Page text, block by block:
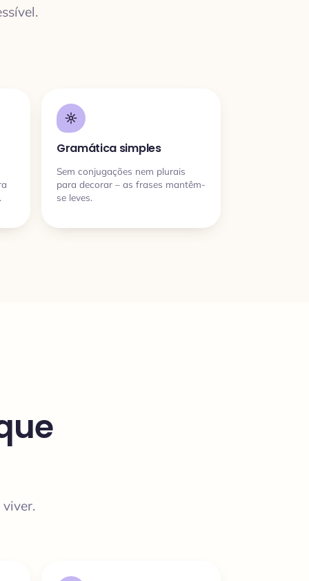
Gramática simples
Sem conjugações nem plurais
para decorar – as frases mantêm-
se leves.